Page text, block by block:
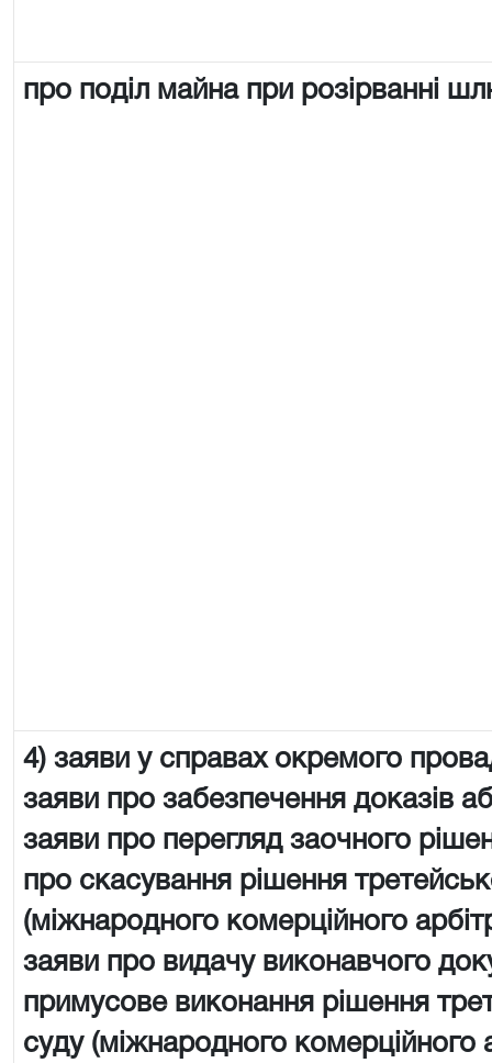
про поділ майна при розірванні
4) заяви у справах окремого
заяви про забезпечення доказів
заяви про перегляд заочного
про скасування рішення
(міжнародного комерційного
заяви про видачу виконавчого
примусове виконання рішення
суду (міжнародного комерційного